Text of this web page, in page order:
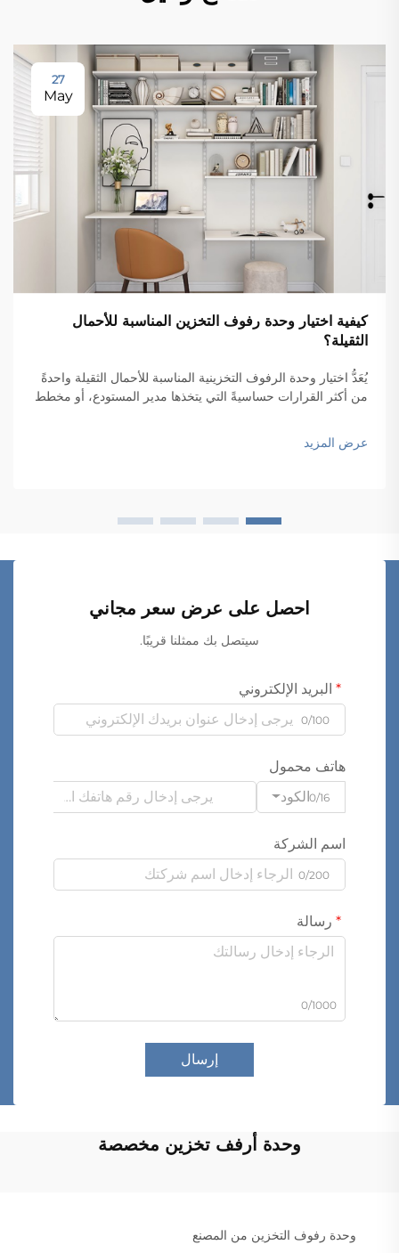
27
May
كيفية اختيار وحدة رفوف التخزين المناسبة للأحمال
الثقيلة؟
يُعَدُّ اختيار وحدة الرفوف التخزينية المناسبة للأحمال الثقيلة واحدةً
من أكثر القرارات حساسيةً التي يتخذها مدير المستودع، أو مخطط
عرض المزيد
احصل على عرض سعر مجاني
سيتصل بك ممثلنا قريبًا.
البريد الإلكتروني
0/100
هاتف محمول
الكود0/16
اسم الشركة
0/200
رسالة
0/1000
إرسال
وحدة أرفف تخزين مخصصة
وحدة رفوف التخزين من المصنع